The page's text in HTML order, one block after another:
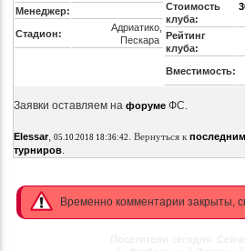
Менеджер:
Стадион:
Адриатико,
Пескара
Стоимость
клуба:
Рейтинг
клуба:
Вместимость:
Заявки оставляем на форумеФС.
Elessar, 05.10.2018 18:36:42 . Вернуться к
турниров.
Временно комментарии закрыты,